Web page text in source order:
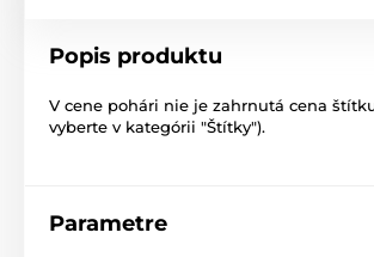
Popis produktu
V cene pohári nie je zahrnutá cena
vyberte v kategórii "Štítky").
Parametre